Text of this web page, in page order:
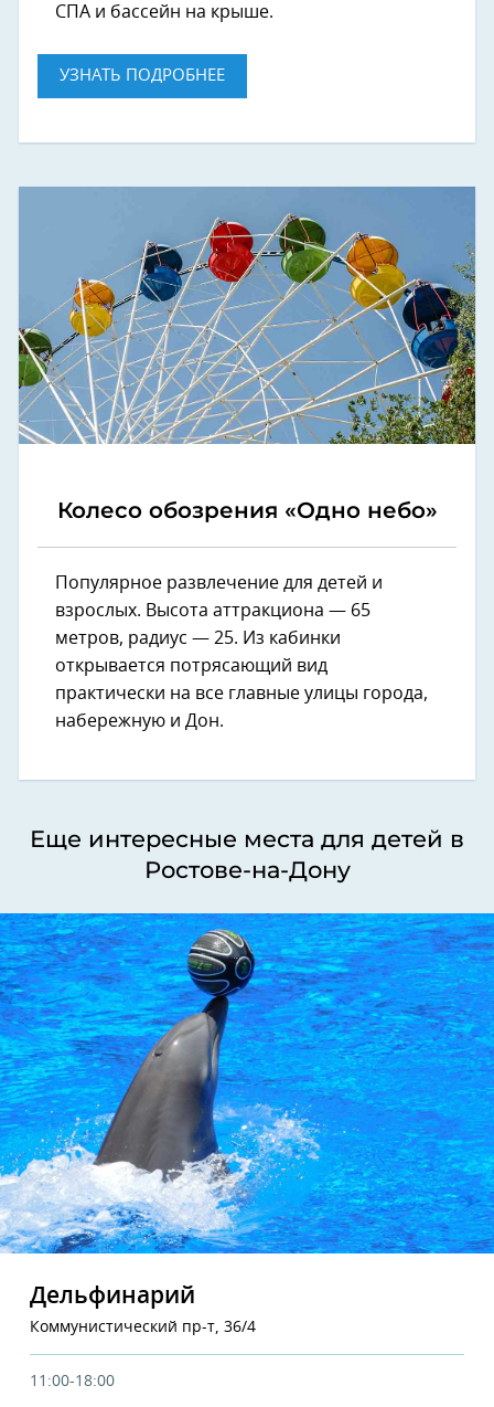
СПА и бассейн на крыше.
УЗНАТЬ ПОДРОБНЕЕ
Колесо обозрения «Одно небо»
Популярное развлечение для детей и
взрослых. Высота аттракциона — 65
метров, радиус — 25. Из кабинки
открывается потрясающий вид
практически на все главные улицы города,
набережную и Дон.
Еще интересные места для детей в
Ростове-на-Дону
Дельфинарий
Коммунистический пр-т, 36/4
11:00-18:00